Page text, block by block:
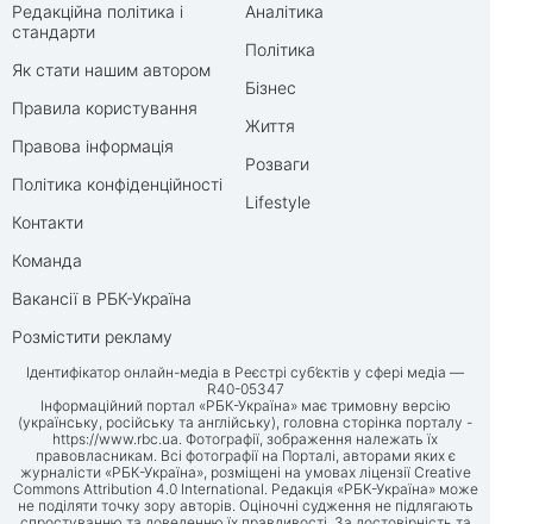
Редакційна політика і
стандарти
Як стати нашим автором
Правила користування
Правова інформація
Політика конфіденційності
Контакти
Команда
Вакансії в РБК-Україна
Розмістити рекламу
Аналітика
Політика
Бізнес
Життя
Розваги
Lifestyle
Ідентифікатор онлайн-медіа в Реєстрі суб’єктів у сфері медіа —
R40-05347
Інформаційний портал «РБК-Україна» має тримовну версію
(українську, російську та англійську), головна сторінка порталу -
https://www.rbc.ua. Фотографії, зображення належать їх
правовласникам. Всі фотографії на Порталі, авторами яких є
журналісти «РБК-Україна», розміщені на умовах ліцензії Creative
Commons Attribution 4.0 International. Редакція «РБК-Україна» може
не поділяти точку зору авторів. Оціночні судження не підлягають